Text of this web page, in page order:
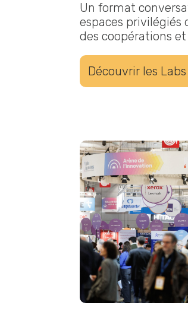
Un format
espaces privilégiés
des coopérations
Découvrir les Labs